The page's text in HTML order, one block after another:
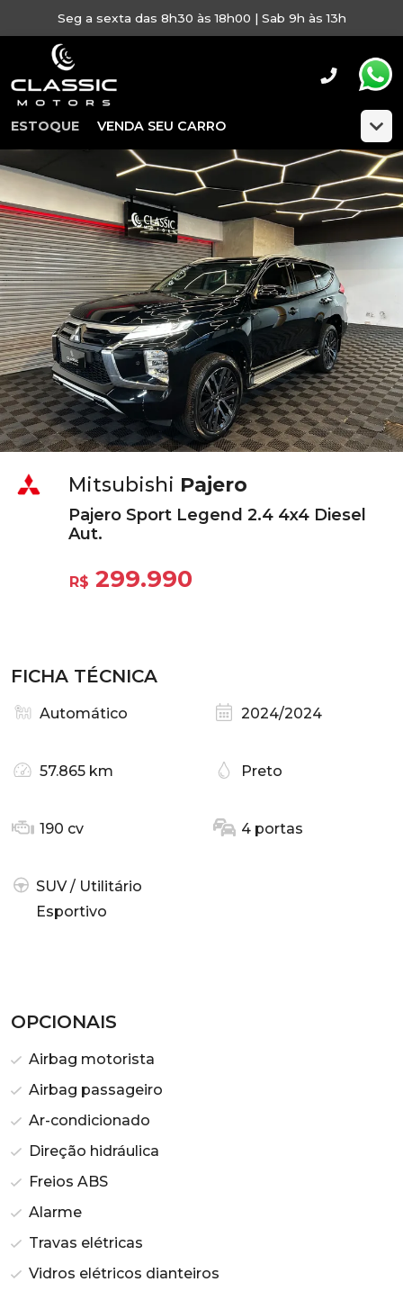
Seg a sexta das 8h30 às 18h00 | Sab 9h às 13h
ESTOQUE VENDA SEU CARRO
Mitsubishi Pajero
Pajero Sport Legend 2.4 4x4 Diesel
Aut.
R$ 299.990
FICHA TÉCNICA
Automático 2024/2024
57.865 km Preto
190 cv 4 portas
SUV / Utilitário
Esportivo
OPCIONAIS
Airbag motorista
Airbag passageiro
Ar-condicionado
Direção hidráulica
Freios ABS
Alarme
Travas elétricas
Vidros elétricos dianteiros